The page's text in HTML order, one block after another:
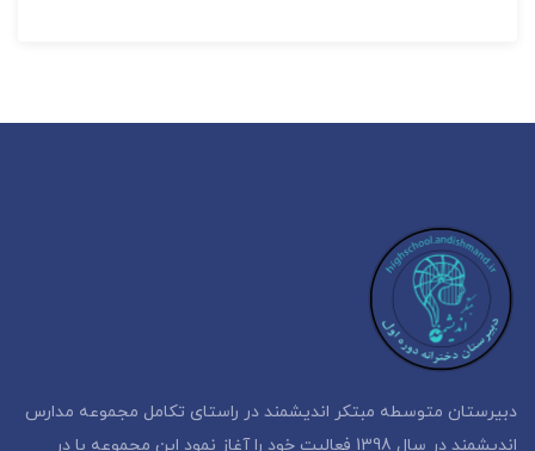
دبیرستان متوسطه مبتکر اندیشمند در راستای تکامل مجموعه مدارس
اندیشمند در سال 1398 فعالیت خود را آغاز نمود این مجموعه با در